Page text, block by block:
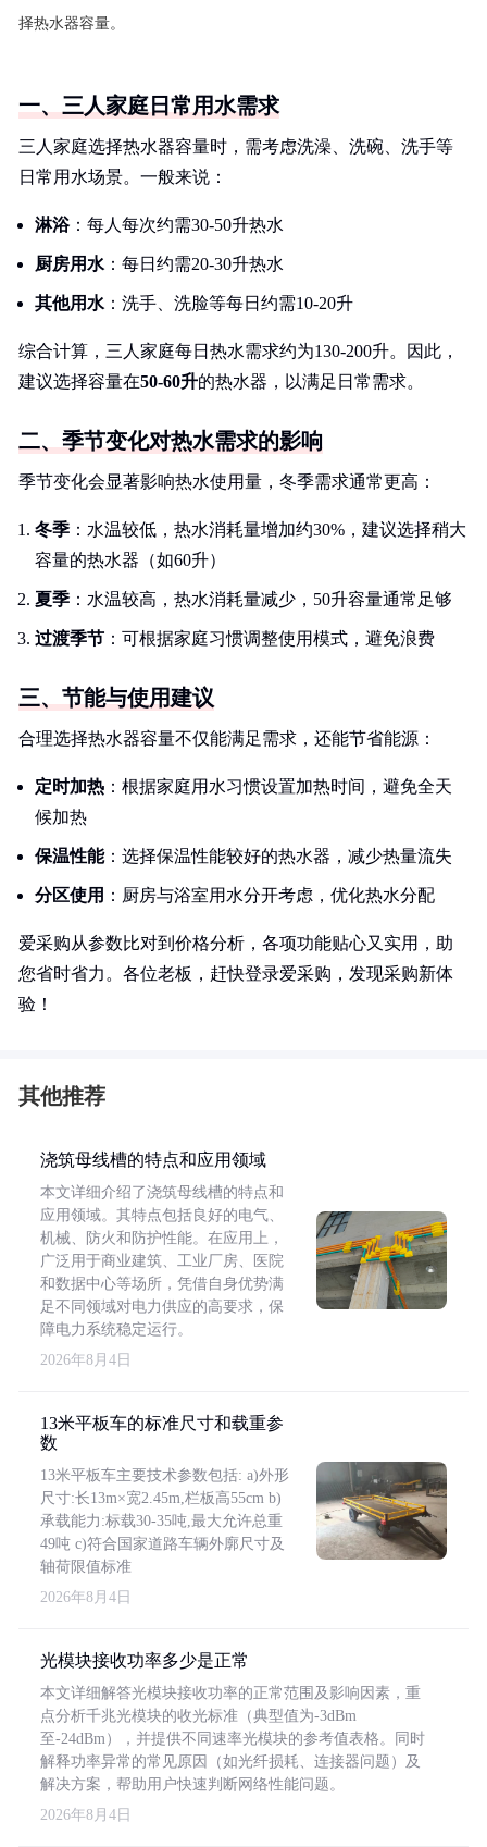
择热水器容量。
一、三人家庭日常用水需求
三人家庭选择热水器容量时，需考虑洗澡、洗碗、洗手等
日常用水场景。一般来说：
淋浴 ：每人每次约需30-50升热水
厨房用水 ：每日约需20-30升热水
其他用水 ：洗手、洗脸等每日约需10-20升
综合计算，三人家庭每日热水需求约为130-200升。因此，
建议选择容量在50-60升的热水器，以满足日常需求。
二、季节变化对热水需求的影响
季节变化会显著影响热水使用量，冬季需求通常更高：
冬季 ：水温较低，热水消耗量增加约30%，建议选择稍大
容量的热水器（如60升）
夏季 ：水温较高，热水消耗量减少，50升容量通常足够
过渡季节 ：可根据家庭习惯调整使用模式，避免浪费
三、节能与使用建议
合理选择热水器容量不仅能满足需求，还能节省能源：
定时加热 ：根据家庭用水习惯设置加热时间，避免全天
候加热
保温性能：选择保温性能较好的热水器，减少热量流失
分区使用 ：厨房与浴室用水分开考虑，优化热水分配
爱采购从参数比对到价格分析，各项功能贴心又实用，助
您省时省力。各位老板，赶快登录爱采购，发现采购新体
验！
其他推荐
浇筑母线槽的特点和应用领域
本文详细介绍了浇筑母线槽的特点和
应用领域。其特点包括良好的电气、
机械、防火和防护性能。在应用上，
广泛用于商业建筑、工业厂房、医院
和数据中心等场所，凭借自身优势满
足不同领域对电力供应的高要求，保
障电力系统稳定运行。
2026年8月4日
13米平板车的标准尺寸和载重参
数
13米平板车主要技术参数包括: a)外形
尺寸:长13m×宽2.45m,栏板高55cm b)
承载能力:标载30-35吨,最大允许总重
49吨 c)符合国家道路车辆外廓尺寸及
轴荷限值标准
2026年8月4日
光模块接收功率多少是正常
本文详细解答光模块接收功率的正常范围及影响因素，重
点分析千兆光模块的收光标准（典型值为-3dBm
至-24dBm），并提供不同速率光模块的参考值表格。同时
解释功率异常的常见原因（如光纤损耗、连接器问题）及
解决方案，帮助用户快速判断网络性能问题。
2026年8月4日